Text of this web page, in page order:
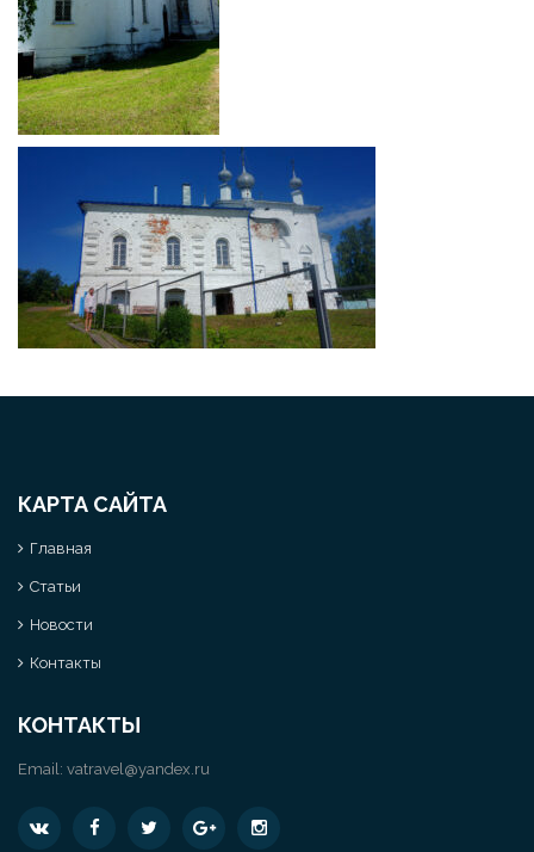
КАРТА САЙТА
Главная
Статьи
Новости
Контакты
КОНТАКТЫ
Email: vatravel@yandex.ru